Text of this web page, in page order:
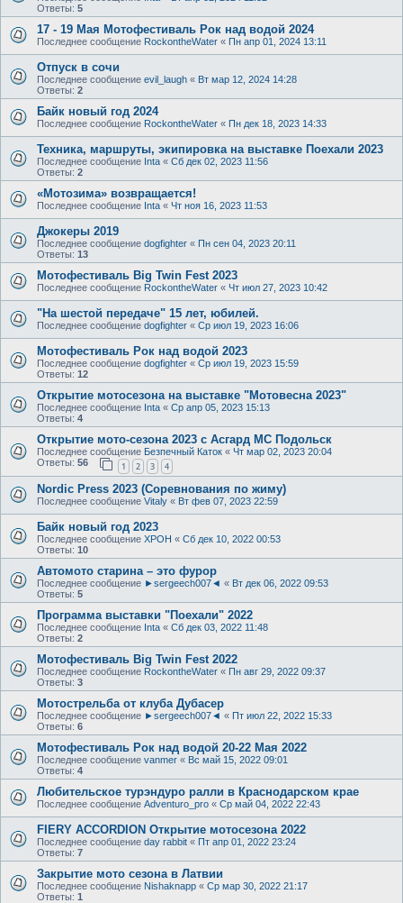
Ответы: 5
17 - 19 Мая Мотофестиваль Рок над водой 2024
Последнее сообщение RockontheWater « Пн апр 01, 2024 13:11
Отпуск в сочи
Последнее сообщение evil_laugh « Вт мар 12, 2024 14:28
Ответы: 2
Байк новый год 2024
Последнее сообщение RockontheWater « Пн дек 18, 2023 14:33
Техника, маршруты, экипировка на выставке Поехали 2023
Последнее сообщение Inta « Сб дек 02, 2023 11:56
Ответы: 2
«Мотозима» возвращается!
Последнее сообщение Inta « Чт ноя 16, 2023 11:53
Джокеры 2019
Последнее сообщение dogfighter « Пн сен 04, 2023 20:11
Ответы: 13
Мотофестиваль Big Twin Fest 2023
Последнее сообщение RockontheWater « Чт июл 27, 2023 10:42
"На шестой передаче" 15 лет, юбилей.
Последнее сообщение dogfighter « Ср июл 19, 2023 16:06
Мотофестиваль Рок над водой 2023
Последнее сообщение dogfighter « Ср июл 19, 2023 15:59
Ответы: 12
Открытие мотосезона на выставке "Мотовесна 2023"
Последнее сообщение Inta « Ср апр 05, 2023 15:13
Ответы: 4
Открытие мото-сезона 2023 с Асгард МС Подольск
Последнее сообщение Безпечный Каток « Чт мар 02, 2023 20:04
Ответы: 56 1 2 3 4
Nordic Press 2023 (Соревнования по жиму)
Последнее сообщение Vitaly « Вт фев 07, 2023 22:59
Байк новый год 2023
Последнее сообщение XPOH « Сб дек 10, 2022 00:53
Ответы: 10
Автомото старина – это фурор
Последнее сообщение ►sergeech007◄ « Вт дек 06, 2022 09:53
Ответы: 5
Программа выставки "Поехали" 2022
Последнее сообщение Inta « Сб дек 03, 2022 11:48
Ответы: 2
Мотофестиваль Big Twin Fest 2022
Последнее сообщение RockontheWater « Пн авг 29, 2022 09:37
Ответы: 3
Мотострельба от клуба Дубасер
Последнее сообщение ►sergeech007◄ « Пт июл 22, 2022 15:33
Ответы: 6
Мотофестиваль Рок над водой 20-22 Мая 2022
Последнее сообщение vanmer « Вс май 15, 2022 09:01
Ответы: 4
Любительское турэндуро ралли в Краснодарском крае
Последнее сообщение Adventuro_pro « Ср май 04, 2022 22:43
FIERY ACCORDION Открытие мотосезона 2022
Последнее сообщение day rabbit « Пт апр 01, 2022 23:24
Ответы: 7
Закрытие мото сезона в Латвии
Последнее сообщение Nishaknapp « Ср мар 30, 2022 21:17
Ответы: 1